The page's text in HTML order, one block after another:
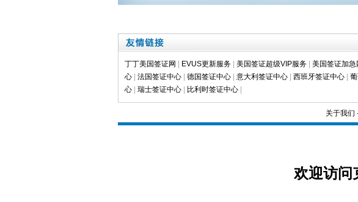
丁丁美国签证网 EVUS更新服务 美国签证超级VIP服务 美国签证加急
心
法国签证中心 德国签证中心 意大利签证中心 西班牙签证中心
心
瑞士签证中心 比利时签证中心
关于我们
欢迎访问